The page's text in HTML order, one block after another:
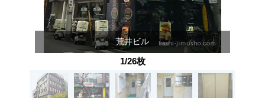
荒井ビル
1/26枚